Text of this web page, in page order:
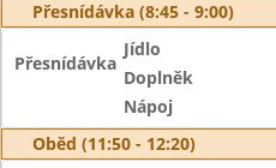
Přesnídávka (8:45 - 9:00)
Přesnídávka
Jídlo
Doplněk
Nápoj
Oběd (11:50 - 12:20)